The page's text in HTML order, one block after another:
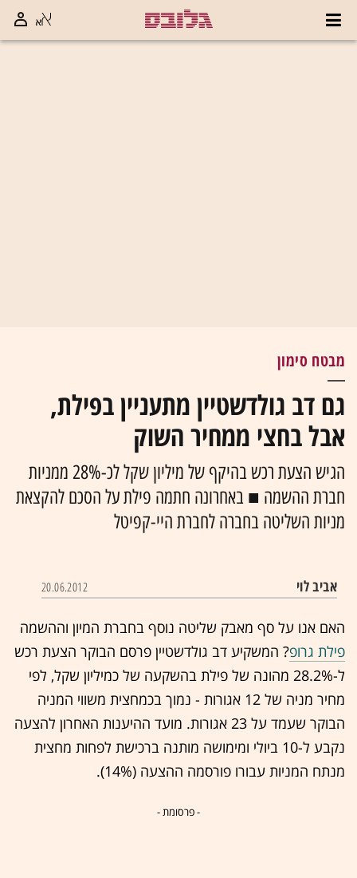
מבטח סימון
גם דב גולדשטיין מתעניין בפילת,
אבל בחצי ממחיר השוק
הגיש הצעת רכש בהיקף של מיליון שקל לכ-28% ממניות
חברת ההשמה ■ באחרונה חתמה פילת על הסכם להקצאת
מניות השליטה בחברה לחברת היי-קפיטל
אביב לוי 20.06.2012
האם אנו על סף מאבק שליטה נוסף בחברת המיון וההשמה
פילת גרופ? המשקיע דב גולדשטיין פרסם הבוקר הצעת רכש
ל-28.2% מהונה של פילת בהשקעה של כמיליון שקל, לפי
מחיר מניה של 12 אגורות - נמוך בכמחצית משווי המניה
הבוקר שעמד על 23 אגורות. מועד ההיענות האחרון להצעה
נקבע ל-10 ביולי ומימושה מותנה ברכישת לפחות מחצית
מנתח המניות עבורו פורסמה ההצעה (14%).
- פרסומת -